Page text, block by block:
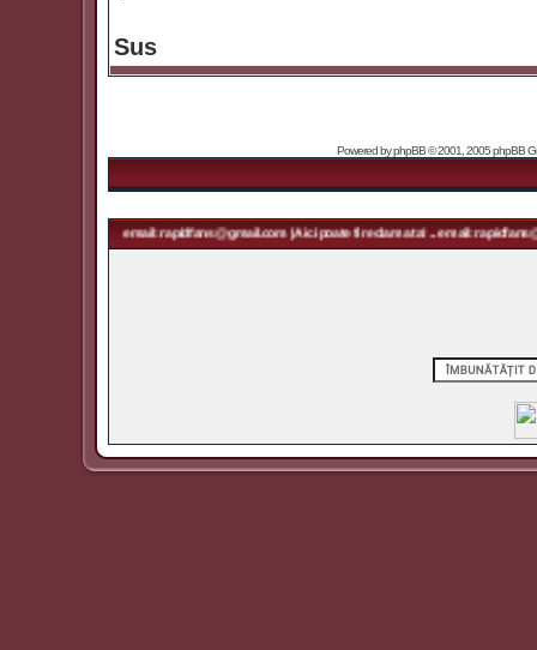
Sus
Powered byphpBB© 2001, 2005 phpBB
... email: rapidfans@gmail.com | Aici poate fi reclama ta! ... email: rapidfans@gmail.com